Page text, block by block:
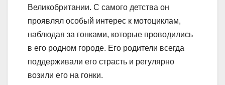
Великобритании. С самого детства он
проявлял особый интерес к мотоциклам,
наблюдая за гонками, которые проводились
в его родном городе. Его родители всегда
поддерживали его страсть и регулярно
возили его на гонки.